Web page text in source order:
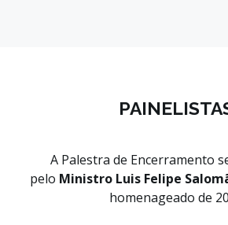
A Palestra de Encerramento
pelo Ministro Luis Felipe
homenageado de